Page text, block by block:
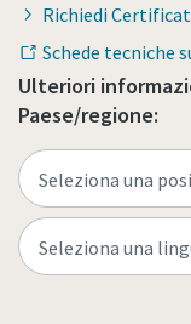
Richiedi
Schede tecniche
Ulteriori
Paese/regione: